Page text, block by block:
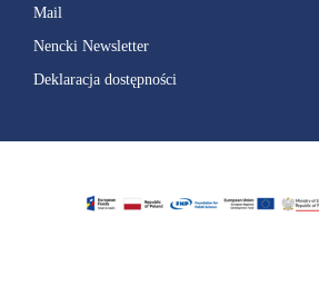
Mail
Nencki Newsletter
Deklaracja dostępności